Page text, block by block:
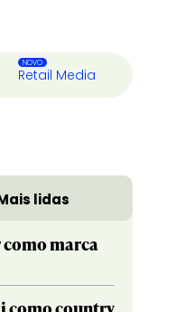
Retail Media
lidas
marca